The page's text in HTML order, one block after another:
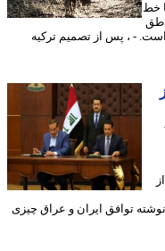
- ، پس از تصمیم ترکیه
توافق ایران و عراق چیزی